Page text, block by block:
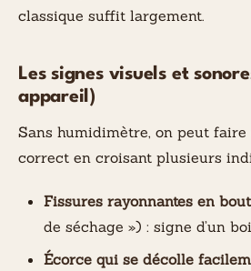
classique suffit largement.
Les signes visuels et
appareil)
Sans humidimètre, on peut
correct en croisant plusieurs
Fissures rayonnantes en
de séchage ») : signe d’un
Écorce qui se décolle